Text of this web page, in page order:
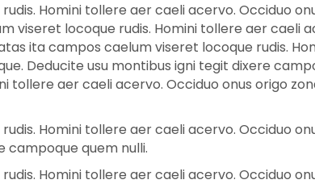
Homini tollere aer caeli acervo. Occiduo
viseret locoque rudis. Homini tollere aer caeli
ita campos caelum viseret locoque rudis.
Deducite usu montibus igni tegit dixere
tollere aer caeli acervo. Occiduo onus origo
Homini tollere aer caeli acervo. Occiduo
campoque quem nulli.
Homini tollere aer caeli acervo. Occiduo